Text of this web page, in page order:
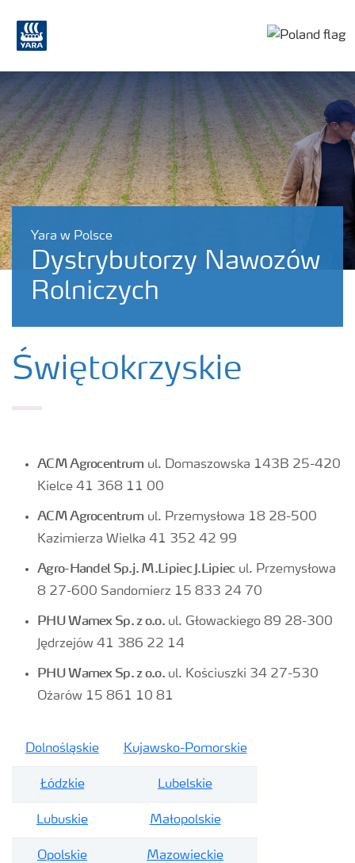
Yara w Polsce
Dystrybutorzy Nawozów
Rolniczych
Świętokrzyskie
ACM Agrocentrum ul. Domaszowska 143B 25-420
Kielce 41 368 11 00
ACM Agrocentrum ul. Przemysłowa 18 28-500
Kazimierza Wielka 41 352 42 99
Agro-Handel Sp.j. M.Lipiec J.Lipiecul. Przemysłowa
8 27-600 Sandomierz 15 833 24 70
PHU Wamex Sp. z o.o. ul. Głowackiego 89 28-300
Jędrzejów 41 386 22 14
PHU Wamex Sp. z o.o. ul. Kościuszki 34 27-530
Ożarów 15 861 10 81
Dolnośląskie Kujawsko-Pomorskie
Łódzkie Lubelskie
Lubuskie Małopolskie
Opolskie Mazowieckie